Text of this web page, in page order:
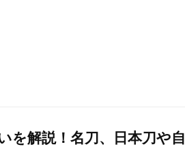
を解説！名刀、日本刀や自